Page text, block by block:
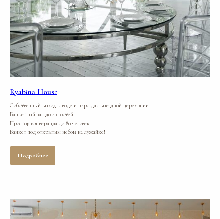
Ryabina House
Собственный выход к воде и пирс для выездной церемонии.
Банкетный зал до 40 гостей.
Просторная веранда до 80 человек.
Банкет под открытым небом на лужайке!
Подробнее